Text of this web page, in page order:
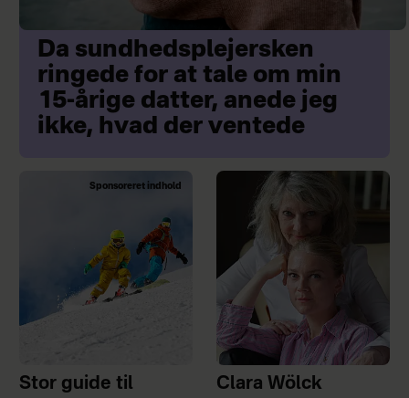
Da sundhedsplejersken
ringede for at tale om min
15-årige datter, anede jeg
ikke, hvad der ventede
Sponsoreret indhold
Stor guide til
Clara Wölck